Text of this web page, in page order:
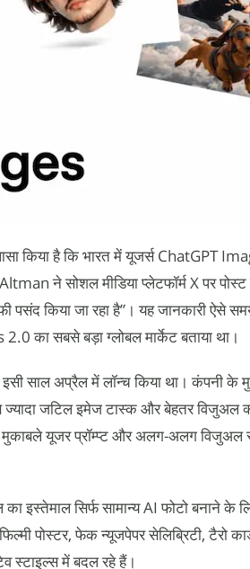
किया है कि भारत में यूजर्स ChatGPT
ने सोशल मीडिया प्लेटफॉर्म X पर
किया जा रहा है”। यह जानकारी ऐसे
का सबसे बड़ा ग्लोबल मार्केट बताया था।
साल अप्रैल में लॉन्च किया था। कंपनी के
जटिल इमेज टास्क और बेहतर विजुअल
यूजर प्रॉम्प्ट और अलग-अलग विजुअल
इस्तेमाल सिर्फ सामान्य AI फोटो बनाने के
पोस्टर, फेक न्यूजपेपर सेलिब्रिटी, टैरो
स्टाइल्स में बदल रहे हैं।